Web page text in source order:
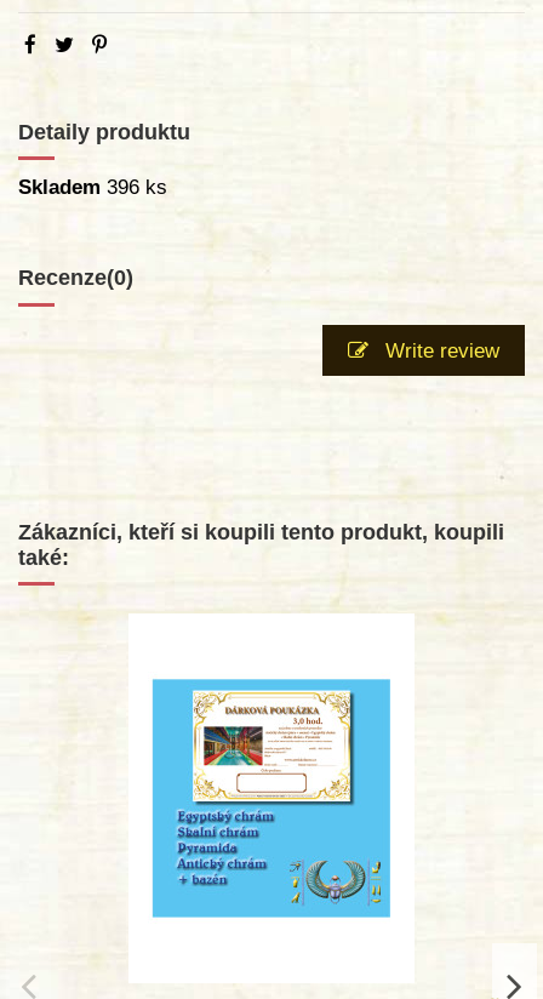
Detaily produktu
Skladem 396 ks
Recenze(0)
Write review
Zákazníci, kteří si koupili tento produkt, koupili
také: